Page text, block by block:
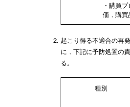
・購買
価，購買
起こり得る不適合の再
に，下記に予防処置の
る。
種別